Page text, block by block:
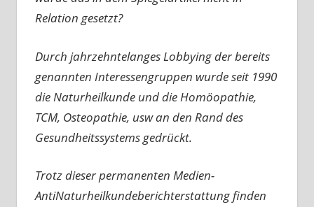
Relation gesetzt?
Durch jahrzehntelanges Lobbying der bereits
genannten Interessengruppen wurde seit 1990
die Naturheilkunde und die Homöopathie,
TCM, Osteopathie, usw an den Rand des
Gesundheitssystems gedrückt.
Trotz dieser permanenten Medien-
AntiNaturheilkundeberichterstattung finden